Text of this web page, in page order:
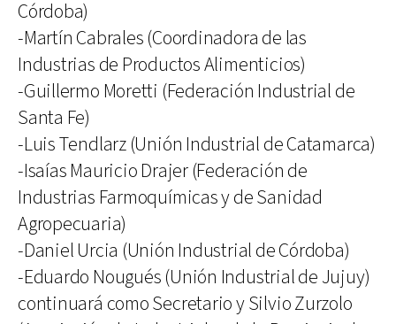
Córdoba)
-Martín Cabrales (Coordinadora de las
Industrias de Productos Alimenticios)
-Guillermo Moretti (Federación Industrial de
Santa Fe)
-Luis Tendlarz (Unión Industrial de Catamarca)
-Isaías Mauricio Drajer (Federación de
Industrias Farmoquímicas y de Sanidad
Agropecuaria)
-Daniel Urcia (Unión Industrial de Córdoba)
-Eduardo Nougués (Unión Industrial de Jujuy)
continuará como Secretario y Silvio Zurzolo